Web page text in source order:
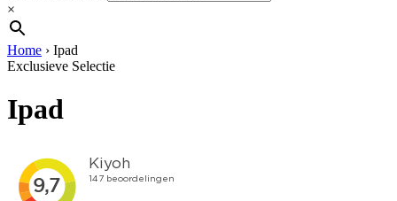
×
Home › Ipad
Exclusieve Selectie
Ipad